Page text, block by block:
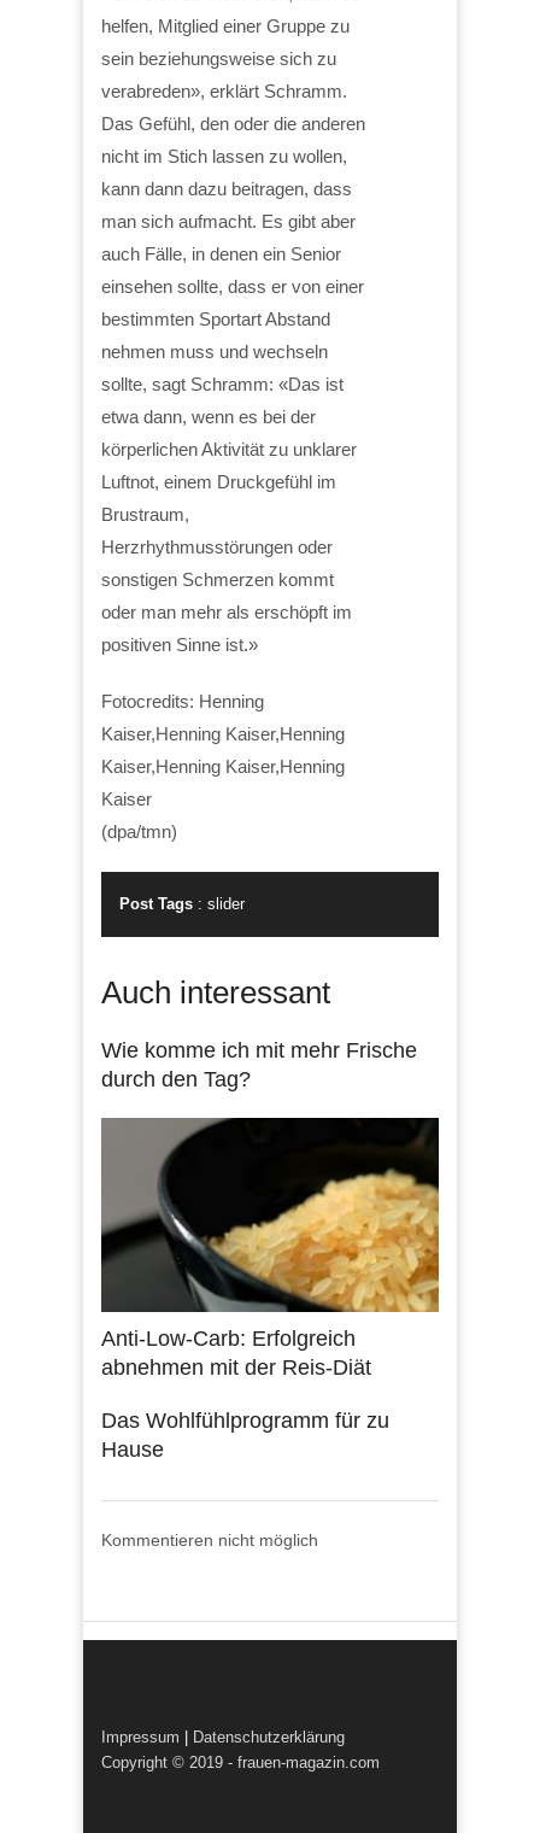
helfen, Mitglied einer Gruppe zu
sein beziehungsweise sich zu
verabreden», erklärt Schramm.
Das Gefühl, den oder die anderen
nicht im Stich lassen zu wollen,
kann dann dazu beitragen, dass
man sich aufmacht. Es gibt aber
auch Fälle, in denen ein Senior
einsehen sollte, dass er von einer
bestimmten Sportart Abstand
nehmen muss und wechseln
sollte, sagt Schramm: «Das ist
etwa dann, wenn es bei der
körperlichen Aktivität zu unklarer
Luftnot, einem Druckgefühl im
Brustraum,
Herzrhythmusstörungen oder
sonstigen Schmerzen kommt
oder man mehr als erschöpft im
positiven Sinne ist.»
Fotocredits: Henning
Kaiser,Henning Kaiser,Henning
Kaiser,Henning Kaiser,Henning
Kaiser
(dpa/tmn)
Post Tags : slider
Auch interessant
Wie komme ich mit mehr Frische
durch den Tag?
Anti-Low-Carb: Erfolgreich
abnehmen mit der Reis-Diät
Das Wohlfühlprogramm für zu
Hause
Kommentieren nicht möglich
Impressum
Datenschutzerklärung
Copyright © 2019 - frauen-magazin.com